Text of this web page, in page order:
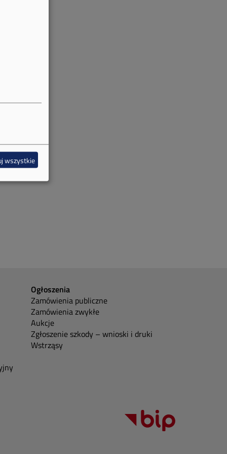
Ogłoszenia
Zamówienia publiczne
Zamówienia zwykłe
Aukcje
Zgłoszenie szkody – wnioski i druki
Wstrząsy
wszystkie